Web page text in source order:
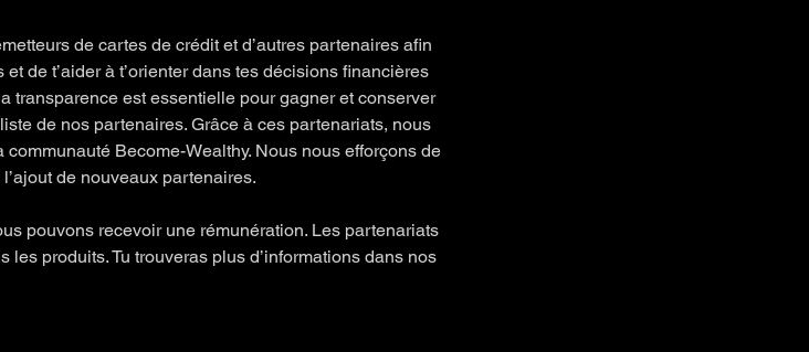
de cartes de crédit et d’autres partenaires afin
de t’aider à t’orienter dans tes décisions financières
transparence est essentielle pour gagner et conserver
de nos partenaires. Grâce à ces partenariats, nous
Become-Wealthy. Nous nous efforçons de
de nouveaux partenaires.
pouvons recevoir une rémunération. Les partenariats
produits. Tu trouveras plus d’informations dans nos